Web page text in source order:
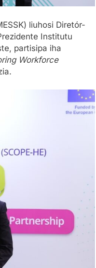
liuhosi Diretór-
Institutu
partisipa iha
Workforce